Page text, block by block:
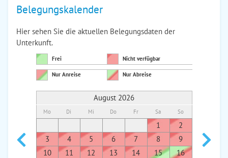
Belegungskalender
Hier sehen Sie die aktuellen Belegungsdaten der
Unterkunft.
Frei Nicht verfügbar
Nur Anreise Nur Abreise
August 2026
Mo Di Mi Do Fr Sa So
1
2
3
4 5 6 7 8
9
10
11 12 13 14 15
16
7